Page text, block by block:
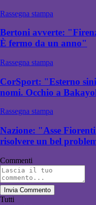
Rassegna stampa
Bertoni avverte:
È fermo da un anno"
Rassegna stampa
CorSport: "Esterno
nomi. Occhio a
Rassegna stampa
Nazione: "Asse
risolvere un bel
Commenti
Invia Commento
Tutti